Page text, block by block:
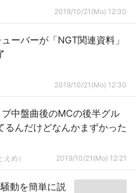
2019/10/21(Mo) 12:30
ーバーが「NGT関連資料」
2019/10/21(Mo) 12:30
ブ中盤曲後のMCの後半グル
るんだけどなんかまずかった
め） 2019/10/21(Mo) 12:21
動を簡単に説